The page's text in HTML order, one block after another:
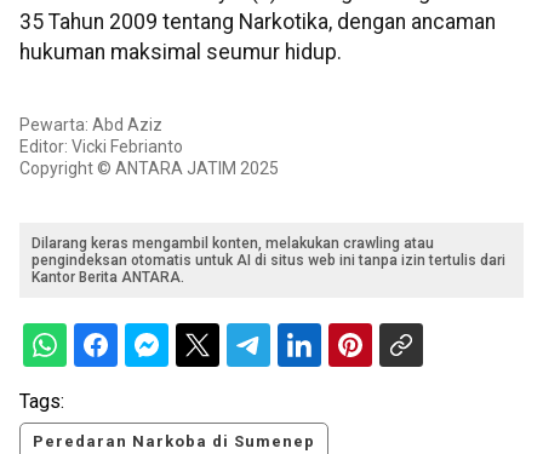
35 Tahun 2009 tentang Narkotika, dengan ancaman
hukuman maksimal seumur hidup.
Pewarta: Abd Aziz
Editor: Vicki Febrianto
Copyright © ANTARA JATIM 2025
Dilarang keras mengambil konten, melakukan crawling atau
pengindeksan otomatis untuk AI di situs web ini tanpa izin tertulis dari
Kantor Berita ANTARA.
Tags:
Peredaran Narkoba di Sumenep